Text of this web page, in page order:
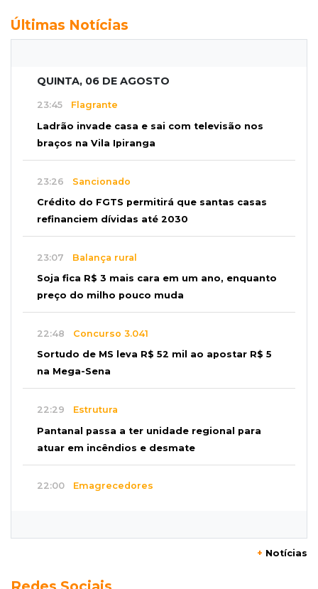
Últimas Notícias
QUINTA, 06 DE AGOSTO
23:45 Flagrante
Ladrão invade casa e sai com televisão nos
braços na Vila Ipiranga
23:26 Sancionado
Crédito do FGTS permitirá que santas casas
refinanciem dívidas até 2030
23:07 Balança rural
Soja fica R$ 3 mais cara em um ano, enquanto
preço do milho pouco muda
22:48 Concurso 3.041
Sortudo de MS leva R$ 52 mil ao apostar R$ 5
na Mega-Sena
22:29 Estrutura
Pantanal passa a ter unidade regional para
atuar em incêndios e desmate
22:00 Emagrecedores
Granizo danifica telhados e plantações
+ Notícias